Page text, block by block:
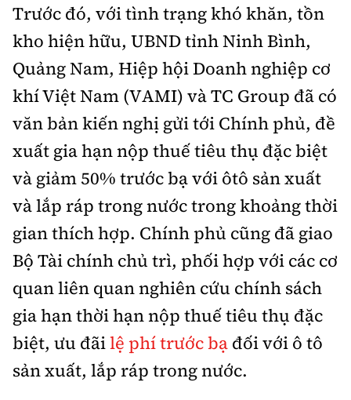
Trước đó, với tình trạng khó khăn, tồn
kho hiện hữu, UBND tỉnh Ninh Bình,
Quảng Nam, Hiệp hội Doanh nghiệp cơ
khí Việt Nam (VAMI) và TC Group đã có
văn bản kiến nghị gửi tới Chính phủ, đề
xuất gia hạn nộp thuế tiêu thụ đặc biệt
và giảm 50% trước bạ với ôtô sản xuất
và lắp ráp trong nước trong khoảng thời
gian thích hợp. Chính phủ cũng đã giao
Bộ Tài chính chủ trì, phối hợp với các cơ
quan liên quan nghiên cứu chính sách
gia hạn thời hạn nộp thuế tiêu thụ đặc
biệt, ưu đãilệ phí trước bạ đối với ô tô
sản xuất, lắp ráp trong nước.